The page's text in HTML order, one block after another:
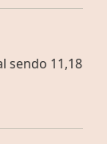
sendo 11,18